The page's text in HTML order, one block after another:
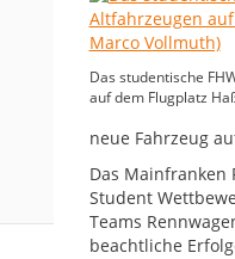
Das studentische
auf dem Flugplatz
neue Fahrzeug
Das Mainfranken
Student
Teams
beachtliche